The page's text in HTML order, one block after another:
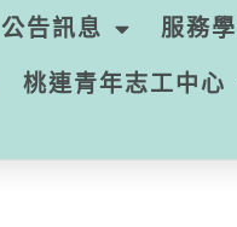
公告訊息 服務
桃連青年志工中心